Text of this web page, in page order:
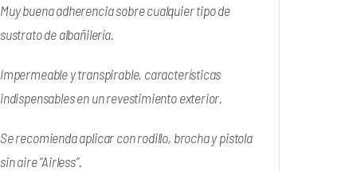
Muy buena adherencia sobre cualquier tipo de
sustrato de albañilería.
Impermeable y transpirable, características
indispensables en un revestimiento exterior.
Se recomienda aplicar con rodillo, brocha y pistola
sin aire “Airless”.